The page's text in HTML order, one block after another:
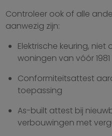
Controleer ook of alle
aanwezig zijn:
Elektrische keuring,
woningen van vóór 1981
Conformiteitsattest
toepassing
As-built attest bij
verbouwingen met